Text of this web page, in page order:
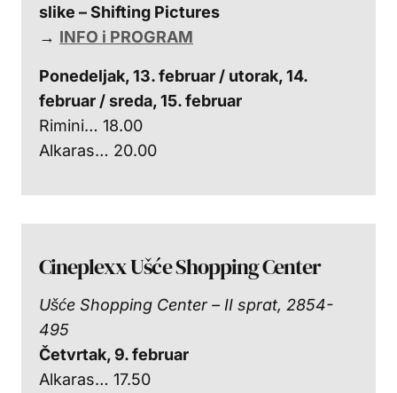
slike – Shifting Pictures
→ INFO i PROGRAM
Ponedeljak, 13. februar / utorak, 14.
februar / sreda, 15. februar
Rimini… 18.00
Alkaras… 20.00
Cineplexx Ušće Shopping Center
Ušće Shopping Center – II sprat, 2854-
495
Četvrtak, 9. februar
Alkaras… 17.50